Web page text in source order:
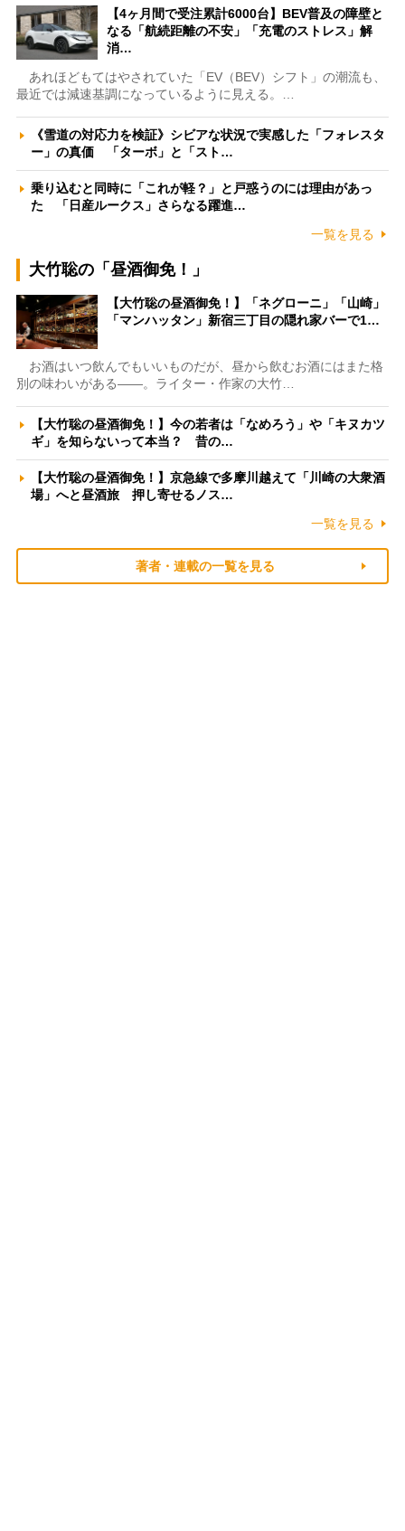
【4ヶ月間で受注累計6000台】BEV普及の障壁と
なる「航続距離の不安」「充電のストレス」解
消…
あれほどもてはやされていた「EV（BEV）シフト」の潮流も、
最近では減速基調になっているように見える。…
《雪道の対応力を検証》シビアな状況で実感した「フォレスタ
ー」の真価 「ターボ」と「スト…
乗り込むと同時に「これが軽？」と戸惑うのには理由があっ
た 「日産ルークス」さらなる躍進…
一覧を見る
大竹聡の「昼酒御免！」
【大竹聡の昼酒御免！】「ネグローニ」「山崎」
「マンハッタン」新宿三丁目の隠れ家バーで1…
お酒はいつ飲んでもいいものだが、昼から飲むお酒にはまた格
別の味わいがある――。ライター・作家の大竹…
【大竹聡の昼酒御免！】今の若者は「なめろう」や「キヌカツ
ギ」を知らないって本当？ 昔の…
【大竹聡の昼酒御免！】京急線で多摩川越えて「川崎の大衆酒
場」へと昼酒旅 押し寄せるノス…
一覧を見る
著者・連載の一覧を見る